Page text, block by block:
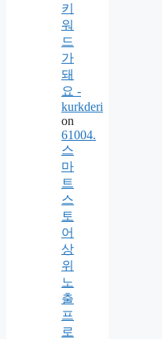
키
워
드
가
돼
요 -
kurkderi
on
61004.
스
마
트
스
토
어
상
위
노
출
프
로